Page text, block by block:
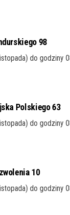
98
do godziny
Polskiego 63
do godziny
10
do godziny